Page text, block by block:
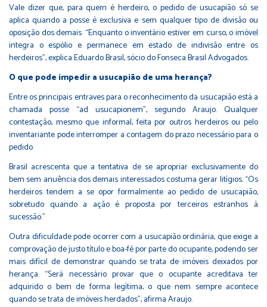
Vale dizer que, para quem é herdeiro, o pedido de usucapião só se
aplica quando a posse é exclusiva e sem qualquer tipo de divisão ou
oposição dos demais. “Enquanto o inventário estiver em curso, o imóvel
integra oespólio e permanece em estado de indivisão entre os
herdeiros”, explica Eduardo Brasil, sócio do Fonseca Brasil Advogados.
O que pode impedir a usucapião de uma herança?
Entre os principais entraves para oreconhecimento da usucapiãoestá a
chamada posse “ad usucapionem”, segundo Araujo. Qualquer
contestação, mesmo que informal, feita por outros herdeiros ou pelo
inventariante pode interromper a contagem do prazo necessário para o
pedido.
Brasil acrescenta que a tentativa de se apropriar exclusivamente do
bem sem anuência dos demais interessados costuma gerar litígios. “Os
herdeiros tendem a se opor formalmente ao pedido de usucapião,
sobretudo quando a ação é proposta por terceiros estranhos à
sucessão.”
Outra dificuldade pode ocorrer com a usucapião ordinária, que exige a
comprovação de justo título e boa-fé por parte do ocupante, podendo ser
mais difícil de demonstrar quando se trata deimóveis deixados por
herança. “Será necessário provar que o ocupante acreditava ter
adquirido o bem de forma legítima, o que nem sempre acontece
quando se trata de imóveis herdados”, afirma Araujo.